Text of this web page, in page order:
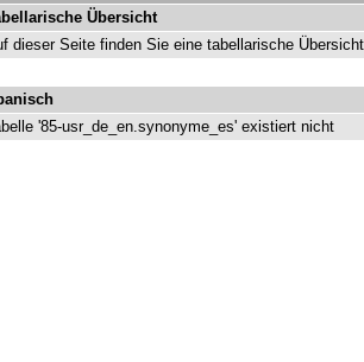
Übersicht
dieser Seite finden Sie eine tabellarische
'85-usr_de_en.synonyme_es' existiert nicht